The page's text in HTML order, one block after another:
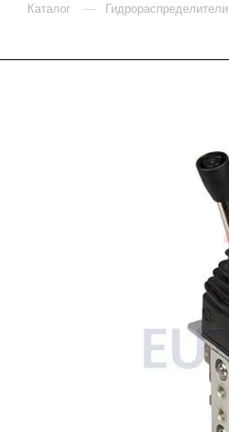
Каталог — Гидрораспределители